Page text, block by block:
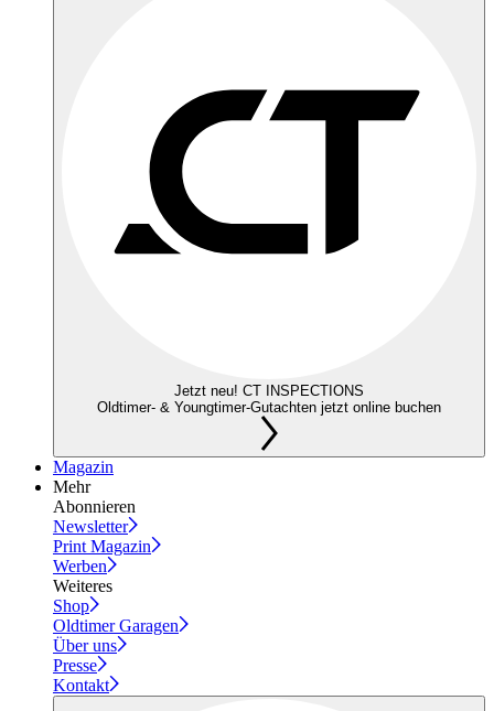
Jetzt neu! CT INSPECTIONS
Oldtimer- & Youngtimer-Gutachten jetzt online buchen
Magazin
Mehr
Abonnieren
Newsletter
Print Magazin
Werben
Weiteres
Shop
Oldtimer Garagen
Über uns
Presse
Kontakt